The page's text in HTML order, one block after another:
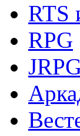
RTS
RPG